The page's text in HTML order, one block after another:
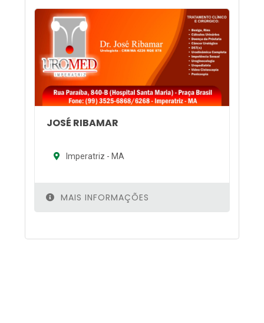
JOSÉ RIBAMAR
Imperatriz - MA
MAIS INFORMAÇÕES